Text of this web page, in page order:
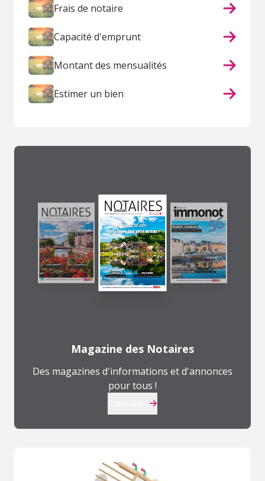
Frais de notaire
Capacité d'emprunt
Montant des mensualités
Estimer un bien
Magazine des Notaires
Des magazines d'informations et d'annonces
pour tous !